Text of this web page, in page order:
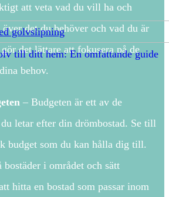
golvslipning
att veta vad du vill ha och
det du behöver och vad du är
det lättare att fokusera på de
behov.
– Budgeten är ett av de
letar efter din drömbostad. Se till
budget som du kan hålla dig till.
bostäder i området och sätt
hitta en bostad som passar inom